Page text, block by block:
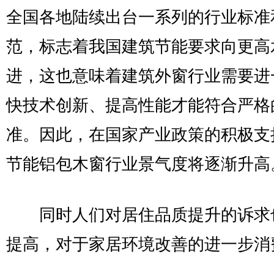
全国各地陆续出台一系列的行业标
范，标志着我国建筑节能要求向更
进，这也意味着建筑外窗行业需要
快技术创新、提高性能才能符合严
准。因此，在国家产业政策的积极
节能铝包木窗行业景气度将逐渐升高
同时人们对居住品质提升的诉求
提高，对于家居环境改善的进一步